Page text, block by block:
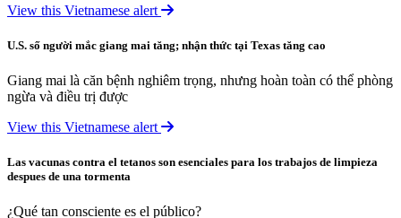
View this Vietnamese alert
U.S. số người mắc giang mai tăng; nhận thức tại Texas tăng cao
Giang mai là căn bệnh nghiêm trọng, nhưng hoàn toàn có thể phòng
ngừa và điều trị được
View this Vietnamese alert
Las vacunas contra el tetanos son esenciales para los trabajos de limpieza
despues de una tormenta
¿Qué tan consciente es el público?